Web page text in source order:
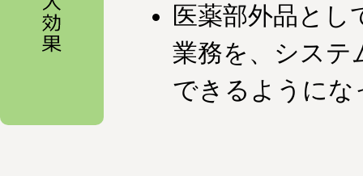
医薬部外品とし
業務を、システ
できるようにな